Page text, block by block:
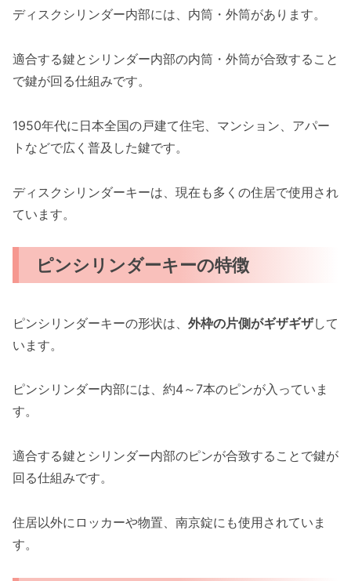
ディスクシリンダー内部には、内筒・外筒があります。
適合する鍵とシリンダー内部の内筒・外筒が合致すること
で鍵が回る仕組みです。
1950年代に日本全国の戸建て住宅、マンション、アパー
トなどで広く普及した鍵です。
ディスクシリンダーキーは、現在も多くの住居で使用され
ています。
ピンシリンダーキーの特徴
ピンシリンダーキーの形状は、 外枠の片側がギザギザして
います。
ピンシリンダー内部には、約4～7本のピンが入っていま
す。
適合する鍵とシリンダー内部のピンが合致することで鍵が
回る仕組みです。
住居以外にロッカーや物置、南京錠にも使用されていま
す。